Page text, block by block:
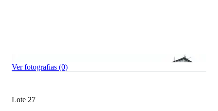
Ver fotografias (0)
Lote 27